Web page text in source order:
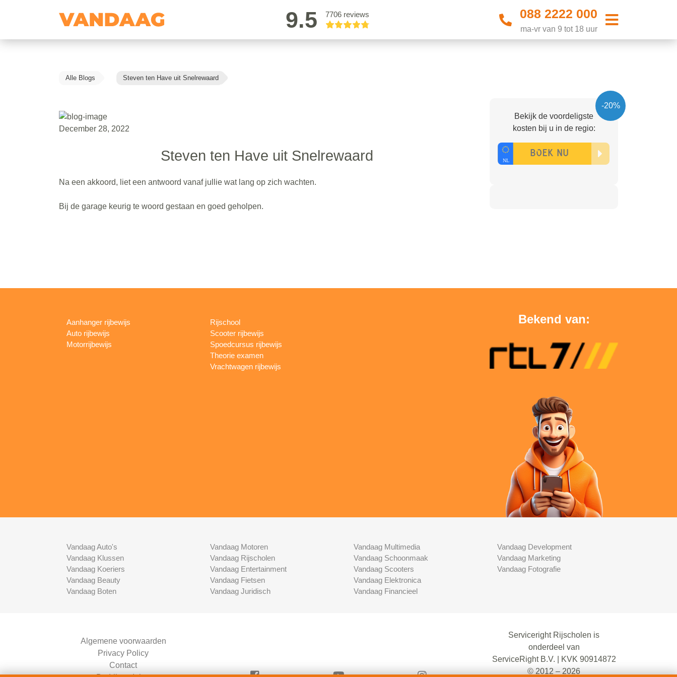
9.5 7706 reviews 088 2222 000
ma-vr van 9 tot 18 uur
Alle Blogs Steven ten Have uit Snelrewaard
December 28, 2022
Steven ten Have uit Snelrewaard
Na een akkoord, liet een antwoord vanaf jullie wat lang op zich wachten.
Bij de garage keurig te woord gestaan en goed geholpen.
-20%
Bekijk de voordeligste
kosten bij u in de regio:
Aanhanger rijbewijs
Auto rijbewijs
Motorrijbewijs
Rijschool
Scooter rijbewijs
Spoedcursus rijbewijs
Theorie examen
Vrachtwagen rijbewijs
Bekend van:
Vandaag Auto's
Vandaag Klussen
Vandaag Koeriers
Vandaag Beauty
Vandaag Boten
Vandaag Motoren
Vandaag Rijscholen
Vandaag Entertainment
Vandaag Fietsen
Vandaag Juridisch
Vandaag Multimedia
Vandaag Schoonmaak
Vandaag Scooters
Vandaag Elektronica
Vandaag Financieel
Vandaag Development
Vandaag Marketing
Vandaag Fotografie
Algemene voorwaarden
Privacy Policy
Contact
Serviceright Rijscholen is
onderdeel van
ServiceRight B.V. | KVK 90914872
© 2012 – 2026